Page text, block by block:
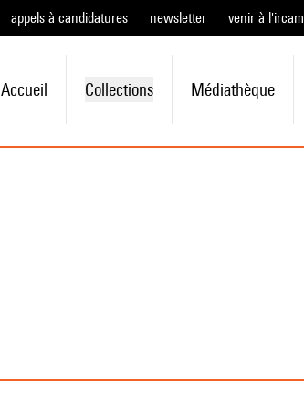
appels à candidatures newsletter venir à l'ircam
Accueil Collections Médiathèque